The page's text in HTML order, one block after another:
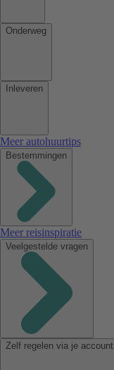
Onderweg
Inleveren
Meer autohuurtips
Bestemmingen
Meer reisinspiratie
Veelgestelde vragen
Zelf regelen via je account